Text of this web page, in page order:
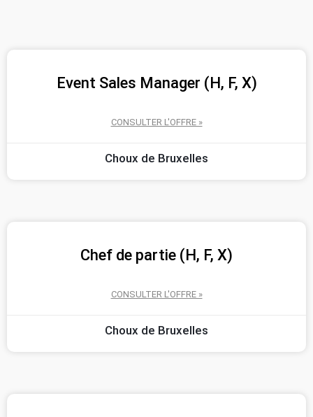
Event Sales Manager (H, F, X)
CONSULTER L'OFFRE »
Choux de Bruxelles
Chef de partie (H, F, X)
CONSULTER L'OFFRE »
Choux de Bruxelles